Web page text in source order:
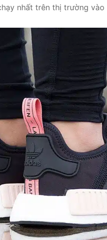
nhất trên thị trường